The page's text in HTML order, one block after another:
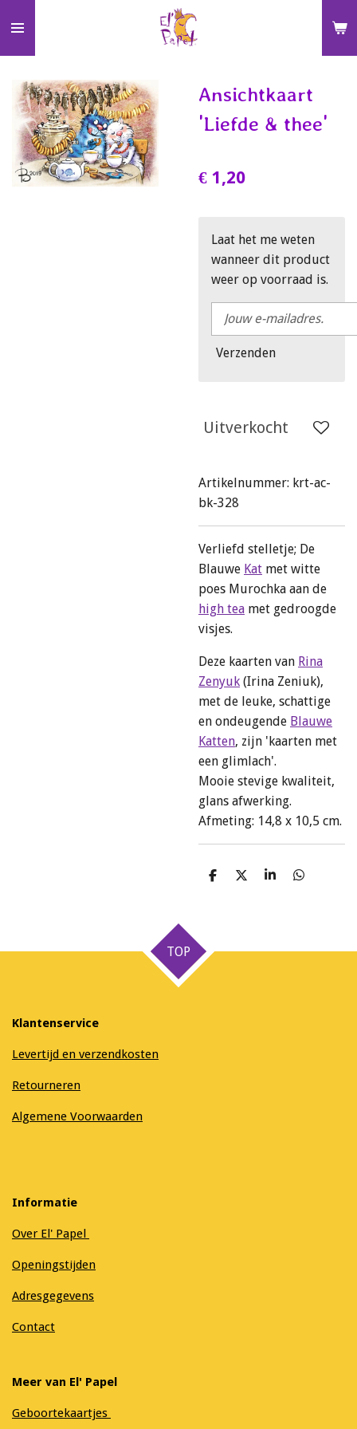
direct
naar
hoofdinhoud
Ansichtkaart
'Liefde & thee'
€ 1,20
Laat het me weten
wanneer dit product
weer op voorraad is.
Verzenden
Uitverkocht
Artikelnummer: krt-ac-
bk-328
Verliefd stelletje; De
Blauwe Kat met witte
poes Murochka aan de
high tea met gedroogde
visjes.
Deze kaarten van Rina
Zenyuk (Irina Zeniuk),
met de leuke, schattige
en ondeugende Blauwe
Katten, zijn 'kaarten met
een glimlach'.
Mooie stevige kwaliteit,
glans afwerking.
Afmeting: 14,8 x 10,5 cm.
D
D
S
D
TOP
Klantenservice
Levertijd en verzendkosten
Retourneren
Algemene Voorwaarden
Informatie
Over El' Papel
Openingstijden
Adresgegevens
Contact
Meer van El' Papel
Geboortekaartjes